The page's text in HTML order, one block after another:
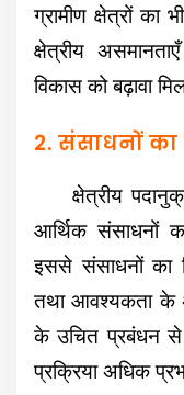
ग्रामीण क्षेत्रों का
क्षेत्रीय
विकास को बढ़ावा
2. संसाधनों
क्षेत्रीय
आर्थिक संसाधनों
इससे संसाधनों का
तथा आवश्यकता के
के उचित प्रबंधन से
प्रक्रिया अधिक